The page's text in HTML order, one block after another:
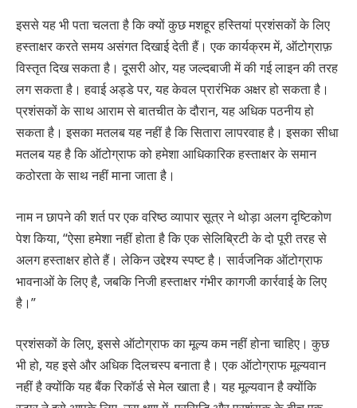
इससे यह भी पता चलता है कि क्यों कुछ मशहूर हस्तियां प्रशंसकों के लिए
हस्ताक्षर करते समय असंगत दिखाई देती हैं। एक कार्यक्रम में, ऑटोग्राफ़
विस्तृत दिख सकता है। दूसरी ओर, यह जल्दबाजी में की गई लाइन की तरह
लग सकता है। हवाई अड्डे पर, यह केवल प्रारंभिक अक्षर हो सकता है।
प्रशंसकों के साथ आराम से बातचीत के दौरान, यह अधिक पठनीय हो
सकता है। इसका मतलब यह नहीं है कि सितारा लापरवाह है। इसका सीधा
मतलब यह है कि ऑटोग्राफ को हमेशा आधिकारिक हस्ताक्षर के समान
कठोरता के साथ नहीं माना जाता है।
नाम न छापने की शर्त पर एक वरिष्ठ व्यापार सूत्र ने थोड़ा अलग दृष्टिकोण
पेश किया, “ऐसा हमेशा नहीं होता है कि एक सेलिब्रिटी के दो पूरी तरह से
अलग हस्ताक्षर होते हैं। लेकिन उद्देश्य स्पष्ट है। सार्वजनिक ऑटोग्राफ
भावनाओं के लिए है, जबकि निजी हस्ताक्षर गंभीर कागजी कार्रवाई के लिए
है।”
प्रशंसकों के लिए, इससे ऑटोग्राफ का मूल्य कम नहीं होना चाहिए। कुछ
भी हो, यह इसे और अधिक दिलचस्प बनाता है। एक ऑटोग्राफ मूल्यवान
नहीं है क्योंकि यह बैंक रिकॉर्ड से मेल खाता है। यह मूल्यवान है क्योंकि